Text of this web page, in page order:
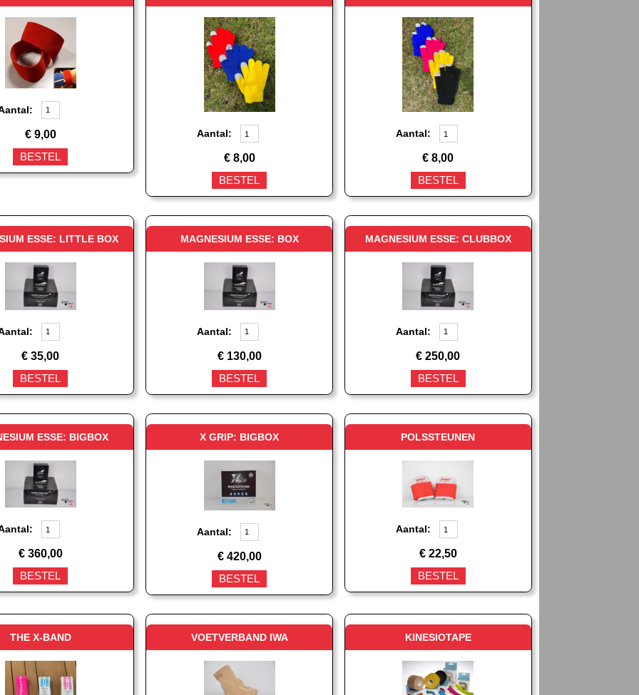
€ 9,00
BESTEL
Aantal:
€ 8,00
BESTEL
Aantal:
€8,00
BESTEL
ESSE: LITTLE BOX
€35,00
BESTEL
MAGNESIUM ESSE: BOX
Aantal:
€ 130,00
BESTEL
MAGNESIUM ESSE: CLUBBOX
Aantal:
€250,00
BESTEL
ESSE: BIGBOX
€ 360,00
BESTEL
X GRIP: BIGBOX
Aantal:
€ 420,00
BESTEL
POLSSTEUNEN
Aantal:
€ 22,50
BESTEL
THE X-BAND VOETVERBAND IWA KINESIOTAPE